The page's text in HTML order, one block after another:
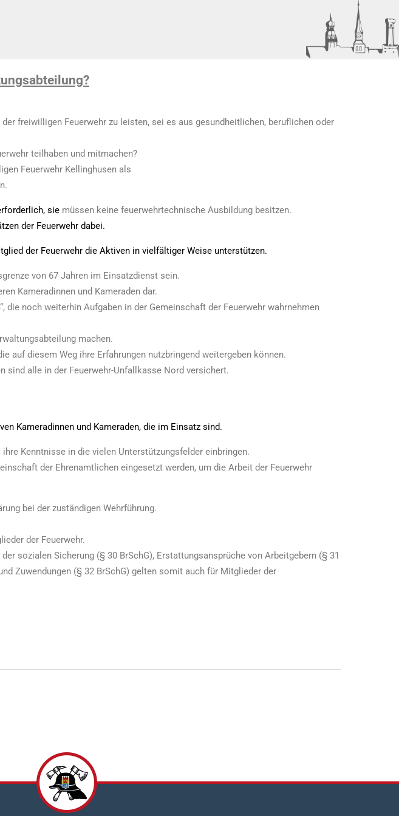
der freiwilligen Feuerwehr zu leisten, sei es aus gesundheitlichen, beruflichen oder
teilhaben und mitmachen?
Feuerwehr Kellinghusen als
sie müssen keine feuerwehrtechnische Ausbildung besitzen.
der Feuerwehr dabei.
der Feuerwehr die Aktiven in vielfältiger Weise unterstützen.
von 67 Jahren im Einsatzdienst sein.
Kameradinnen und Kameraden dar.
die noch weiterhin Aufgaben in der Gemeinschaft der Feuerwehr wahrnehmen
machen.
auf diesem Weg ihre Erfahrungen nutzbringend weitergeben können.
sind alle in der Feuerwehr-Unfallkasse Nord versichert.
Kameradinnen und Kameraden, die im Einsatz sind.
Kenntnisse in die vielen Unterstützungsfelder einbringen.
der Ehrenamtlichen eingesetzt werden, um die Arbeit der Feuerwehr
bei der zuständigen Wehrführung.
der Feuerwehr.
sozialen Sicherung (§ 30 BrSchG), Erstattungsansprüche von Arbeitgebern (§ 31
Zuwendungen (§ 32 BrSchG) gelten somit auch für Mitglieder der